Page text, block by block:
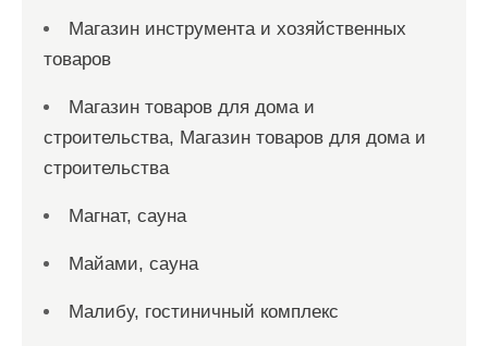
Магазин инструмента и хозяйственных
товаров
Магазин товаров для дома и
строительства, Магазин товаров для дома и
строительства
Магнат, сауна
Майами, сауна
Малибу, гостиничный комплекс